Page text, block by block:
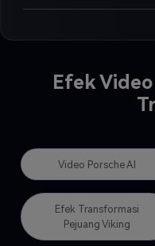
Efek
Video Porsche AI
Efek Transformasi
Pejuang Viking